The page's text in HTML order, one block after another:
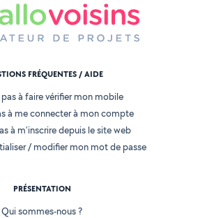
FRÉQUENTES / AIDE
pas à faire vérifier mon mobile
à me connecter à mon compte
à m'inscrire depuis le site web
/ modifier mon mot de passe
PRÉSENTATION
Qui sommes-nous ?